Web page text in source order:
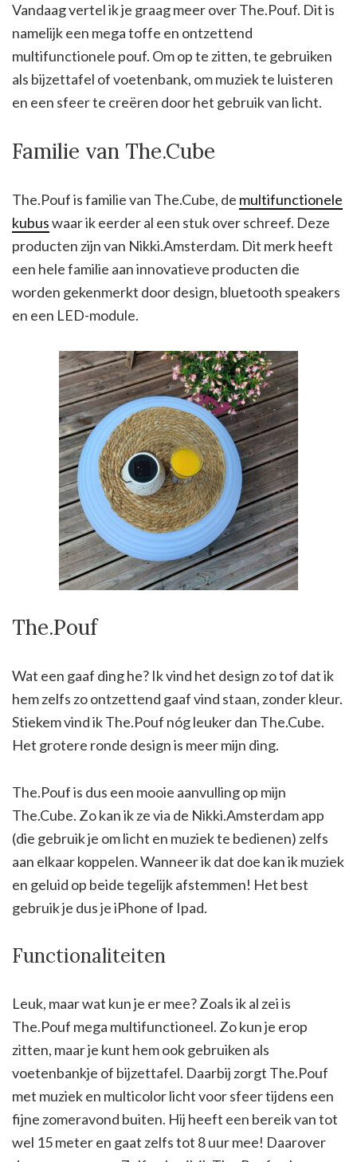
Vandaag vertel ik je graag meer over The.Pouf. Dit is
namelijk een mega toffe en ontzettend
multifunctionele pouf. Om op te zitten, te gebruiken
als bijzettafel of voetenbank, om muziek te luisteren
en een sfeer te creëren door het gebruik van licht.
Familie van The.Cube
The.Pouf is familie van The.Cube, de multifunctionele
kubuswaar ik eerder al een stuk over schreef. Deze
producten zijn van Nikki.Amsterdam. Dit merk heeft
een hele familie aan innovatieve producten die
worden gekenmerkt door design, bluetooth speakers
en een LED-module.
The.Pouf
Wat een gaaf ding he? Ik vind het design zo tof dat ik
hem zelfs zo ontzettend gaaf vind staan, zonder kleur.
Stiekem vind ik The.Pouf nóg leuker dan The.Cube.
Het grotere ronde design is meer mijn ding.
The.Pouf is dus een mooie aanvulling op mijn
The.Cube. Zo kan ik ze via de Nikki.Amsterdam app
(die gebruik je om licht en muziek te bedienen) zelfs
aan elkaar koppelen. Wanneer ik dat doe kan ik muziek
en geluid op beide tegelijk afstemmen! Het best
gebruik je dus je iPhone of Ipad.
Functionaliteiten
Leuk, maar wat kun je er mee? Zoals ik al zei is
The.Pouf mega multifunctioneel. Zo kun je erop
zitten, maar je kunt hem ook gebruiken als
voetenbankje of bijzettafel. Daarbij zorgt The.Pouf
met muziek en multicolor licht voor sfeer tijdens een
fijne zomeravond buiten. Hij heeft een bereik van tot
wel 15 meter en gaat zelfs tot 8 uur mee! Daarover